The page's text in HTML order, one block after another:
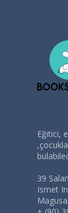
Eğitici,
39
Ismet